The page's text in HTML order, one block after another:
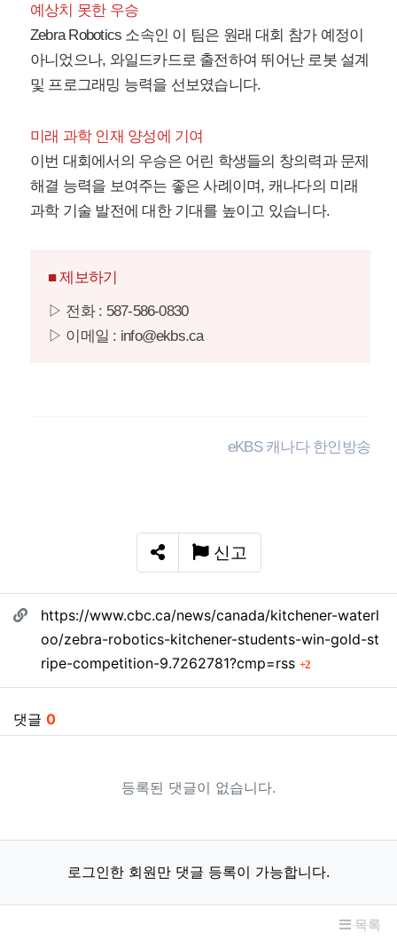
예상치 못한 우승
Zebra Robotics 소속인 이 팀은 원래 대회 참가 예정이
아니었으나, 와일드카드로 출전하여 뛰어난 로봇 설계
및 프로그래밍 능력을 선보였습니다.
미래 과학 인재 양성에 기여
이번 대회에서의 우승은 어린 학생들의 창의력과 문제
해결 능력을 보여주는 좋은 사례이며, 캐나다의 미래
과학 기술 발전에 대한 기대를 높이고 있습니다.
■ 제보하기
▷ 전화 : 587-586-0830
▷ 이메일 : info@ekbs.ca
eKBS 캐나다 한인방송
SNS 공유
신고
관련자료
https://www.cbc.ca/news/canada/kitchener-waterl
oo/zebra-robotics-kitchener-students-win-gold-st
ripe-competition-9.7262781?cmp=rss
2회 연결
댓글 0
등록된 댓글이 없습니다.
로그인한 회원만 댓글 등록이 가능합니다.
목록